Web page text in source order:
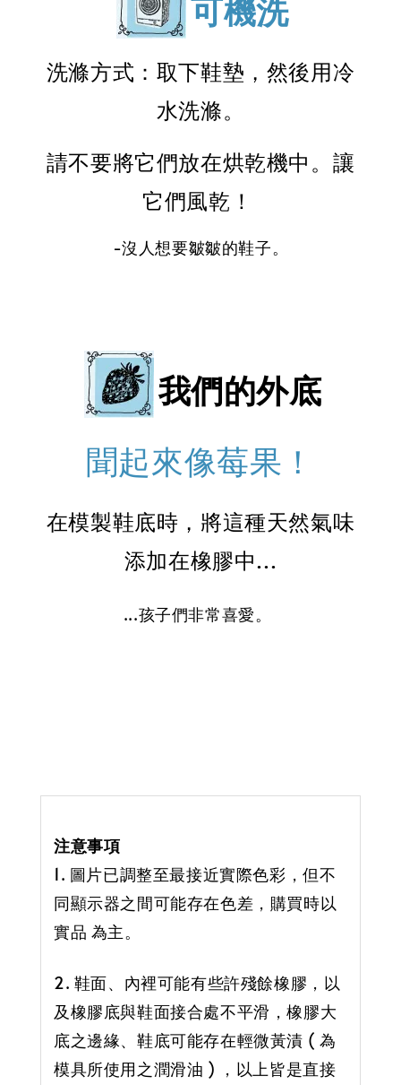
可機洗
洗滌方式：取下鞋墊，然後用冷
水洗滌。
請不要將它們放在烘乾機中。讓
它們風乾！
-沒人想要皺皺的鞋子。
我們的外底
聞起來像莓果！
在模製鞋底時，將這種天然氣味
添加在橡膠中...
...孩子們非常喜愛。
注意事項
1. 圖片已調整至最接近實際色彩，但不
同顯示器之間可能存在色差，購買時以
實品 為主。
2. 鞋面、內裡可能有些許殘餘橡膠，以
及橡膠底與鞋面接合處不平滑，橡膠大
底之邊緣、鞋底可能存在輕微黃漬 ( 為
模具所使用之潤滑油 ) ，以上皆是直接